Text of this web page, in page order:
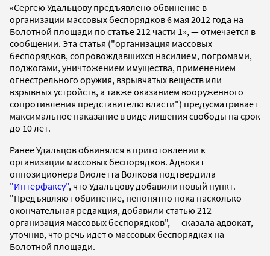
«Сергею Удальцову предъявлено обвинение в
организации массовых беспорядков 6 мая 2012 года на
Болотной площади по статье 212 части 1», — отмечается в
сообщении. Эта статья ("организация массовых
беспорядков, сопровождавшихся насилием, погромами,
поджогами, уничтожением имущества, применением
огнестрельного оружия, взрывчатых веществ или
взрывных устройств, а также оказанием вооруженного
сопротивления представителю власти") предусматривает
максимальное наказание в виде лишения свободы на срок
до 10 лет.
Ранее Удальцов обвинялся в приготовлении к
организации массовых беспорядков. Адвокат
оппозиционера Виолетта Волкова подтвердила
"Интерфаксу", что Удальцову добавили новый пункт.
"Предъявляют обвинение, непонятно пока насколько
окончательная редакция, добавили статью 212 —
организация массовых беспорядков", — сказала адвокат,
уточнив, что речь идет о массовых беспорядках на
Болотной площади.